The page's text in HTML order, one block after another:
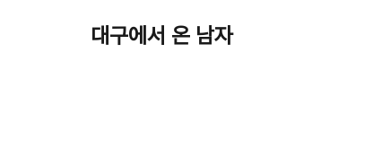
대구에서 온 남자